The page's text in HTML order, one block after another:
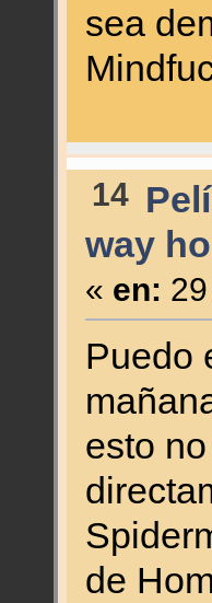
sea
14
way
« en:
Puedo
esto
de